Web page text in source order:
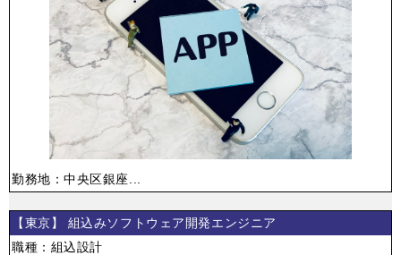
勤務地：中央区銀座...
【東京】 組込みソフトウェア開発エンジニア
職種：組込設計